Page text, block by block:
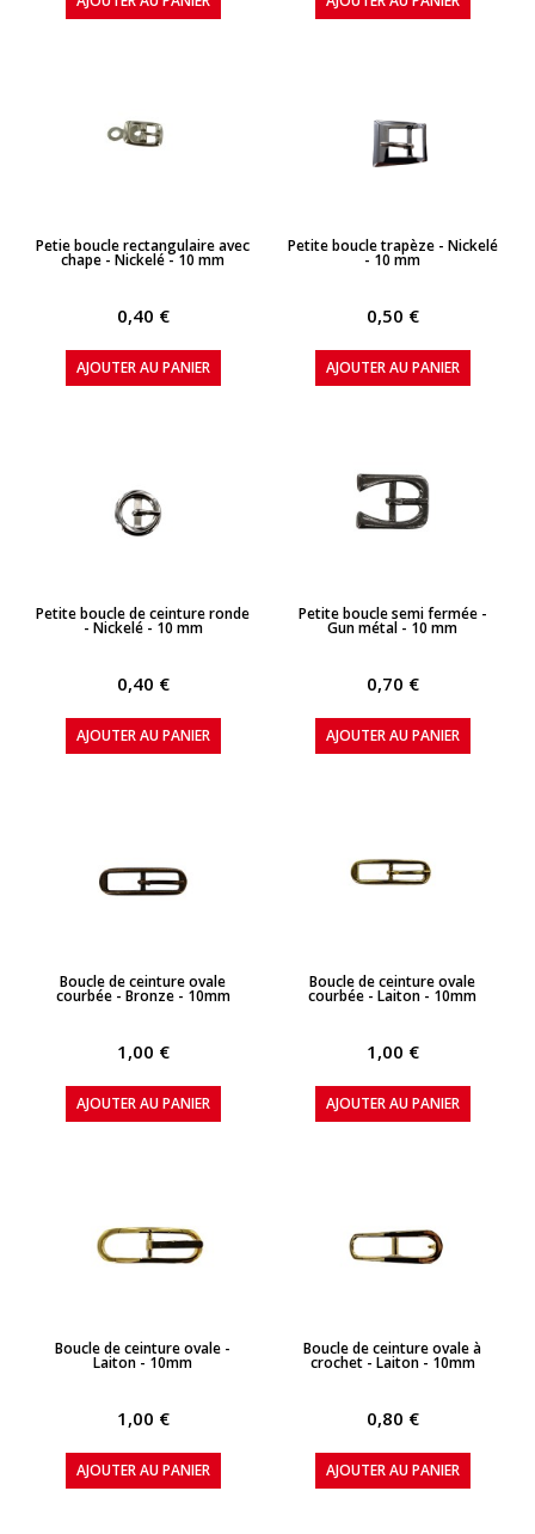
APERÇU RAPIDE
Petie boucle rectangulaire avec
chape - Nickelé - 10 mm
0,40 €
AJOUTER AU PANIER
APERÇU RAPIDE
Petite boucle trapèze - Nickelé
- 10 mm
0,50 €
AJOUTER AU PANIER
APERÇU RAPIDE
Petite boucle de ceinture ronde
- Nickelé - 10 mm
0,40 €
AJOUTER AU PANIER
APERÇU RAPIDE
Petite boucle semi fermée -
Gun métal - 10 mm
0,70 €
AJOUTER AU PANIER
APERÇU RAPIDE
Boucle de ceinture ovale
courbée - Bronze - 10mm
1,00 €
AJOUTER AU PANIER
APERÇU RAPIDE
Boucle de ceinture ovale
courbée - Laiton - 10mm
1,00 €
AJOUTER AU PANIER
APERÇU RAPIDE
Boucle de ceinture ovale -
Laiton - 10mm
1,00 €
AJOUTER AU PANIER
APERÇU RAPIDE
Boucle de ceinture ovale à
crochet - Laiton - 10mm
0,80 €
AJOUTER AU PANIER